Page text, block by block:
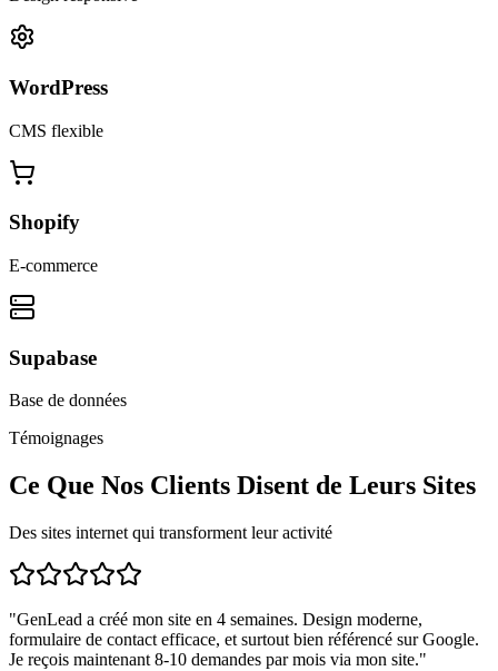
WordPress
CMS flexible
Shopify
E-commerce
Supabase
Base de données
Témoignages
Ce Que Nos Clients Disent de Leurs Sites
Des sites internet qui transforment leur activité
"GenLead a créé mon site en 4 semaines. Design moderne,
formulaire de contact efficace, et surtout bien référencé sur Google.
Je reçois maintenant 8-10 demandes par mois via mon site."